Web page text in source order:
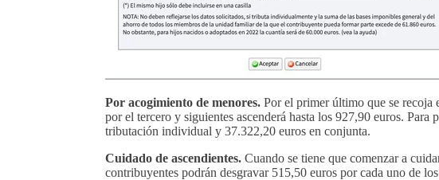
Por acogimiento de menores. Por el primer último que se recoja
por el tercero y siguientes ascenderá hasta los 927,90 euros.
tributación individual y 37.322,20 euros en conjunta.
Cuidado de ascendientes. Cuando se tiene que comenzar a
contribuyentes podrán desgravar 515,50 euros por cada uno de